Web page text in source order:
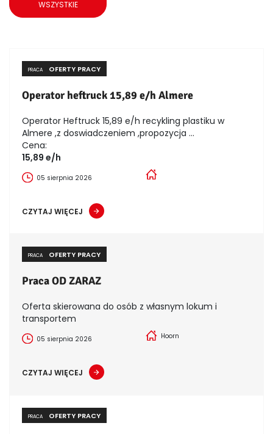
WSZYSTKIE
PRACA OFERTY PRACY
Operator heftruck 15,89 e/h Almere
Operator Heftruck 15,89 e/h recykling plastiku w
Almere ,z doswiadczeniem ,propozycja ...
Cena:
15,89 e/h
05 sierpnia 2026
CZYTAJ WIĘCEJ
PRACA OFERTY PRACY
Praca OD ZARAZ
Oferta skierowana do osób z własnym lokum i
transportem
05 sierpnia 2026 Hoorn
CZYTAJ WIĘCEJ
PRACA OFERTY PRACY